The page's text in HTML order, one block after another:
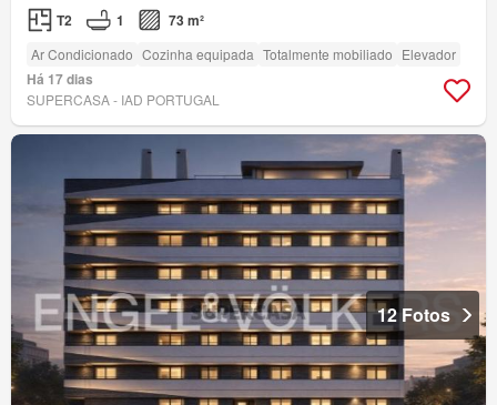
T2 1 73 m²
Ar Condicionado Cozinha equipada Totalmente mobiliado Elevador
Há 17 dias
SUPERCASA - IAD PORTUGAL
12 Fotos